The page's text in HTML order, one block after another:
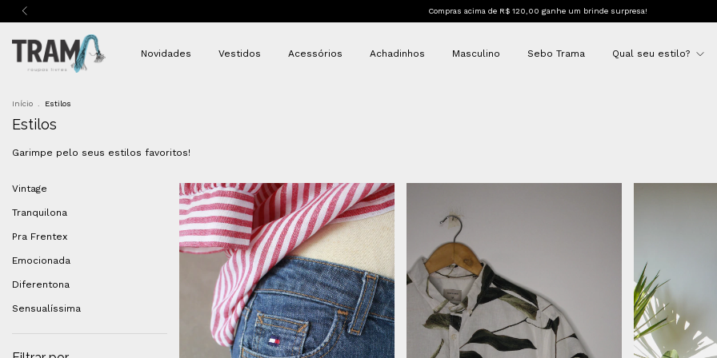
Compras acima de R$ 120,00 ganhe um brinde surpresa!
Novidades Vestidos Acessórios Achadinhos Masculino Sebo Trama Qual seu estilo?
Início Estilos
Estilos
Garimpe pelo seus estilos favoritos!
Vintage
Tranquilona
Pra Frentex
Emocionada
Diferentona
Sensualíssima